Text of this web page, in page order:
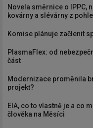
Novela směrnice o IPPC,
kovárny a slévárny z
Komise plánuje začlenit
PlasmaFlex: od
část
Modernizace proměnila
projekt?
EIA, co to vlastně je a co
člověka na Měsíci